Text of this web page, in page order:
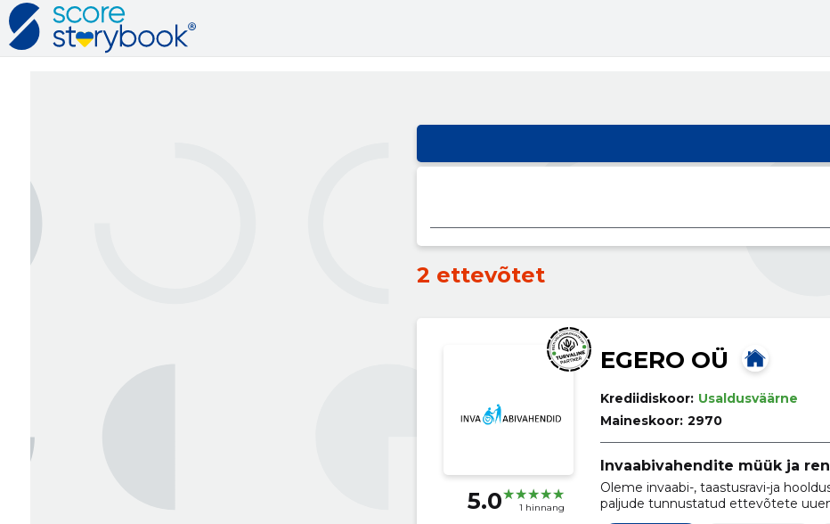
2 ettevõtet
5.0 1 hinnang
EGERO OÜ
Krediidiskoor: Usaldusväärne
Maineskoor: 2970
Invaabivahendite müük ja
Oleme invaabi-, taastusravi-ja
paljude tunnustatud ettevõtete